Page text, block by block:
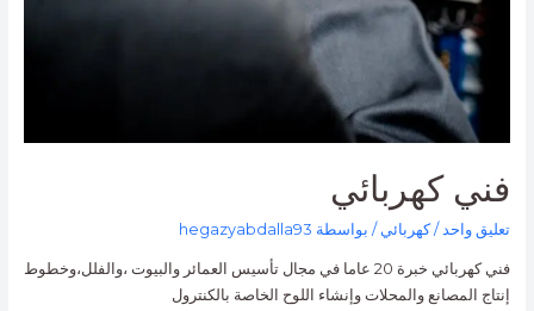
فني كهربائي
تعليق واحد /كهربائي/ بواسطة hegazyabdalla93
فني كهربائي خبرة 20 عاما في مجال تأسيس العمائر والبيوت ،والفلل،وخطوط
إنتاج المصانع والمحلات وإنشاء اللوح الخاصة بالكنترول